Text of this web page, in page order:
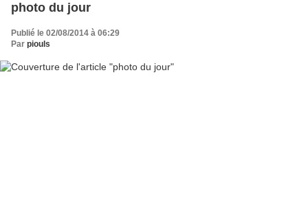
photo du jour
Publié le 02/08/2014 à 06:29
Par piouls